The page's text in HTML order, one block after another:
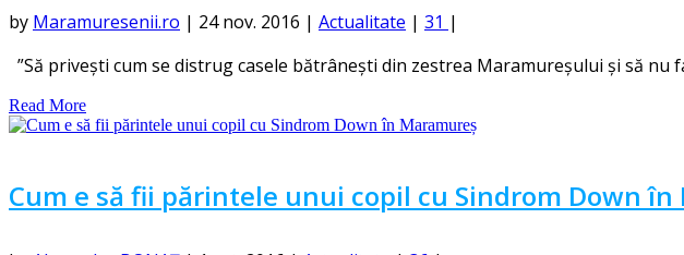
by Maramuresenii.ro | 24 nov. 2016 | Actualitate | 31 |
”Să privești cum se distrug casele bătrânești din zestrea Maramureșului și să nu
Read More
Cum e să fii părintele unui copil cu Sindrom Down în